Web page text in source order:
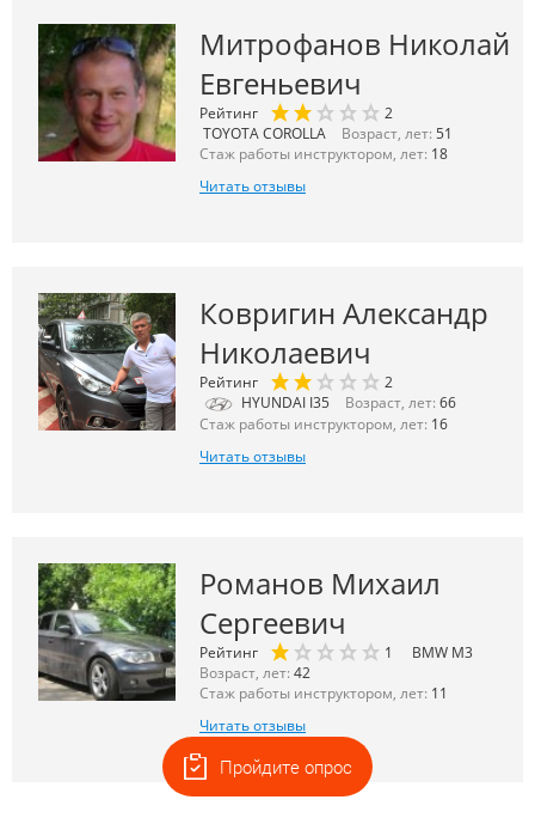
Митрофанов Николай
Евгеньевич
Рейтинг
2
TOYOTA COROLLA
Возраст, лет: 51
Стаж работы инструктором, лет: 18
Читать отзывы
Ковригин Александр
Николаевич
Рейтинг
2
HYUNDAI I35
Возраст, лет: 66
Стаж работы инструктором, лет: 16
Читать отзывы
Романов Михаил
Сергеевич
Рейтинг 1
BMW M3
Возраст, лет: 42
Стаж работы инструктором, лет: 11
Читать отзывы
Пройдите опрос